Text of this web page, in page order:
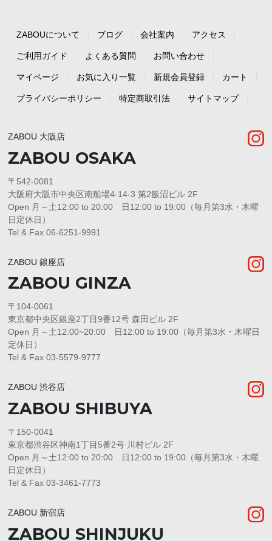
ZABOUについて ブログ 会社案内 アクセス
ご利用ガイド よくある質問 お問い合わせ
マイページ お気に入り一覧 新規会員登録 カート
プライバシーポリシー 特定商取引法 サイトマップ
ZABOU 大阪店
ZABOU OSAKA
〒542-0081
大阪府大阪市中央区南船場4-14-3 第2飯沼ビル 2F
Open 月～土12:00 to 20:00 日12:00 to 19:00（毎月第3水・木曜
日定休日）
Tel & Fax 06-6251-9991
ZABOU 銀座店
ZABOU GINZA
〒104-0061
東京都中央区銀座2丁目9番12号 森田ビル 2F
Open 月～土12:00~20:00 日12:00 to 19:00（毎月第3水・木曜日
定休日）
Tel & Fax 03-5579-9777
ZABOU 渋谷店
ZABOU SHIBUYA
〒150-0041
東京都渋谷区神南1丁目5番2号 川村ビル 2F
Open 月～土12:00 to 20:00 日12:00 to 19:00（毎月第3水・木曜
日定休日）
Tel & Fax 03-3461-7773
ZABOU 新宿店
ZABOU SHINJUKU